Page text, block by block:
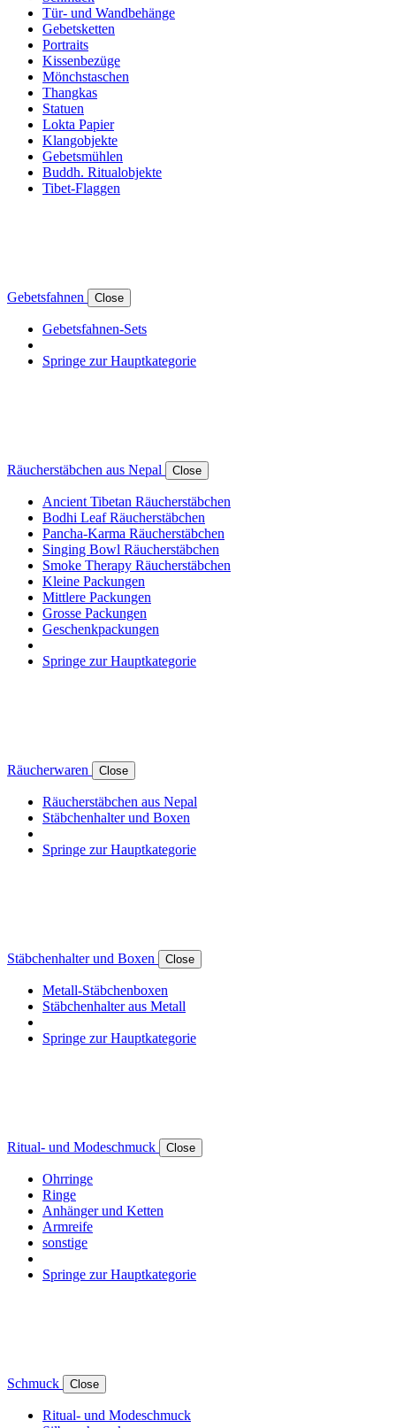
Tür- und Wandbehänge
Gebetsketten
Portraits
Kissenbezüge
Mönchstaschen
Thangkas
Statuen
Lokta Papier
Klangobjekte
Gebetsmühlen
Buddh. Ritualobjekte
Tibet-Flaggen
Gebetsfahnen Close
Gebetsfahnen-Sets
Springe zur Hauptkategorie
Räucherstäbchen aus Nepal Close
Ancient Tibetan Räucherstäbchen
Bodhi Leaf Räucherstäbchen
Pancha-Karma Räucherstäbchen
Singing Bowl Räucherstäbchen
Smoke Therapy Räucherstäbchen
Kleine Packungen
Mittlere Packungen
Grosse Packungen
Geschenkpackungen
Springe zur Hauptkategorie
Räucherwaren Close
Räucherstäbchen aus Nepal
Stäbchenhalter und Boxen
Springe zur Hauptkategorie
Stäbchenhalter und Boxen Close
Metall-Stäbchenboxen
Stäbchenhalter aus Metall
Springe zur Hauptkategorie
Ritual- und Modeschmuck Close
Ohrringe
Ringe
Anhänger und Ketten
Armreife
sonstige
Springe zur Hauptkategorie
Schmuck Close
Ritual- und Modeschmuck